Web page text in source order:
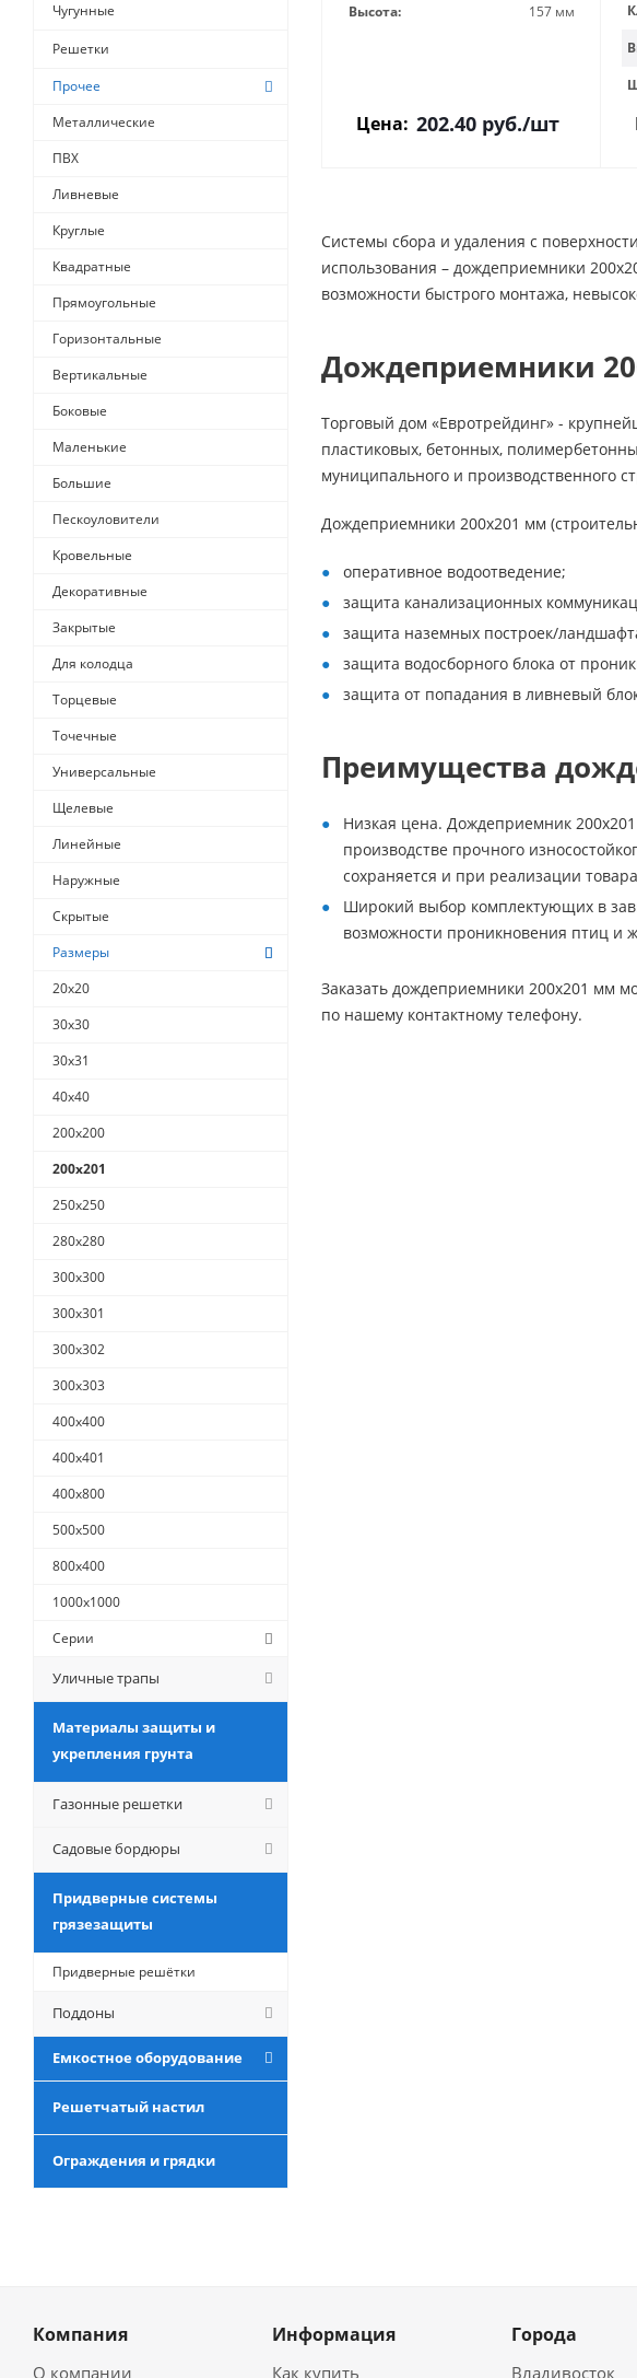
Высота:
157 мм
Цена: 202.40 руб./шт
Системы сбора и удаления с
использования – дождеприемники
возможности быстрого монтажа,
Дождеприемники
Торговый дом «Евротрейдинг» -
пластиковых, бетонных,
муниципального и производственного
Дождеприемники 200х201 мм
оперативное водоотведение;
защита канализационных
защита наземных построек/
защита водосборного блока от
защита от попадания в ливневый
Преимущества
Низкая цена. Дождеприемник
производстве прочного
сохраняется и при реализации
Широкий выбор комплектующих в
возможности проникновения птиц и
Заказать дождеприемники 200х201 мм
по нашему контактному телефону.
Чугунные
Решетки
Прочее
Металлические
ПВХ
Ливневые
Круглые
Квадратные
Прямоугольные
Горизонтальные
Вертикальные
Боковые
Маленькие
Большие
Пескоуловители
Кровельные
Декоративные
Закрытые
Для колодца
Торцевые
Точечные
Универсальные
Щелевые
Линейные
Наружные
Скрытые
Размеры
20х20
30х30
30х31
40х40
200х200
200х201
250х250
280х280
300x300
300x301
300x302
300x303
400х400
400х401
400х800
500х500
800х400
1000х1000
Серии
Уличные трапы
Материалы защиты и
укрепления грунта
Газонные решетки
Садовые бордюры
Придверные системы
грязезащиты
Придверные решётки
Поддоны
Емкостное оборудование
Решетчатый настил
Ограждения и грядки
Компания
О компании
Информация
Как купить
Города
Владивосток